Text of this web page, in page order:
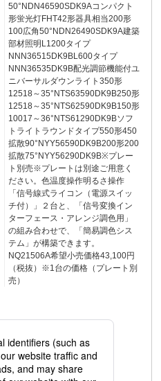
50°NDN46590SDK9Aコンパクト
形蛍光灯FHT42形器具相当200形
100広角50°NDN26490SDK9A建築
部材照明L1200タイプ
NNN36515DK9BL600タイプ
NNN36535DK9B配光調節機能付ユ
ニバーサルダウンライト350形
12518～35°NTS63590DK9B250形
12518～35°NTS62590DK9B150形
10017～36°NTS61290DK9Bソフ
トライトラウンドタイプ550形450
拡散90°NYY56590DK9B200形200
拡散75°NYY56290DK9B※プレー
ト別売※プレートは別途ご用意く
ださい。色温度操作明るさ操作
「信号線式ライコン（電源スイッ
チ付）」２台と、「信号変換イン
ターフェース・アレンジ調色用」
の組み合わせで、「簡易調色シス
テム」が構築できます。
NQ21506A希望小売価格43,100円
（税抜）※1台の価格（プレート別
売）